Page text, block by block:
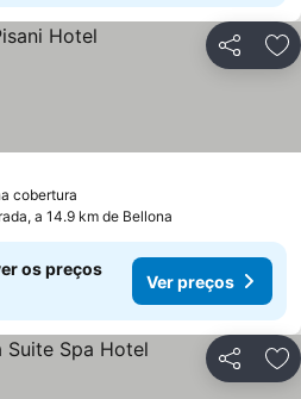
Partilhar
cobertura
a 14.9 km de Bellona
os preços
Ver preços
Partilhar